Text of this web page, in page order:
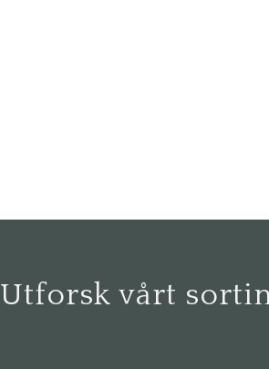
Utforsk vårt